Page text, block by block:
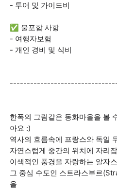
- 투어 및 가이드비
✅ 불포함 사항
- 여행자보험
- 개인 경비 및 식비
한폭의 그림같은 동화마을을 볼
아요 :)
역사의 흐름속에 프랑스와 독일
자연스럽게 중간의 위치에 자리
이색적인 풍경을 자랑하는 알자
그 중심 수도인 스트라스부르
을